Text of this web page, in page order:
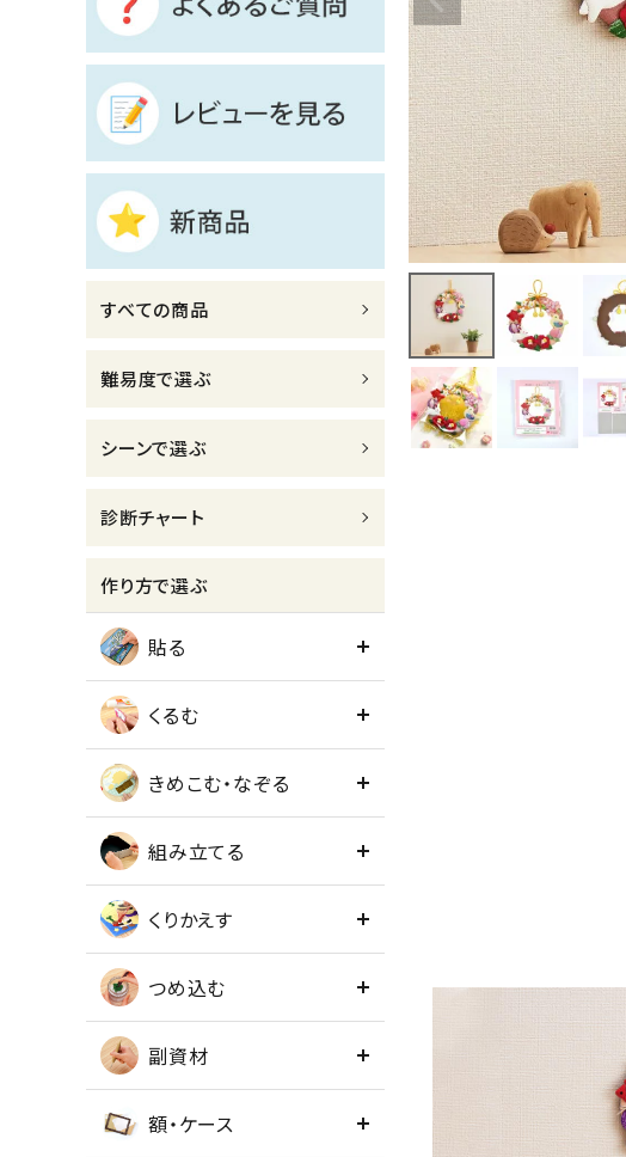
診断チャート
ジャンルで選ぶ
レビューを見る
コーポレートサイト
実店舗案内
介護施設関係の方へ
すべての商品
難易度で選ぶ
シーンで選ぶ
診断チャート
作り方で選ぶ
貼る
くるむ
きめこむ・なぞる
組み立てる
くりかえす
つめ込む
副資材
額・ケース